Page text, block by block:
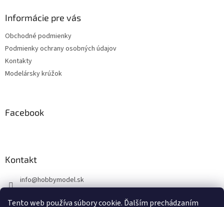
Tento web používa súbory cookie. Ďalším prechádzaním
Informácie pre vás
Obchodné podmienky
Podmienky ochrany osobných údajov
Kontakty
Modelársky krúžok
Facebook
Kontakt
info@hobbymodel.sk